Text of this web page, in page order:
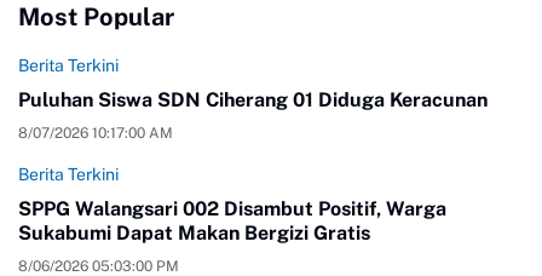
Most Popular
Berita Terkini
Puluhan Siswa SDN Ciherang 01 Diduga Keracunan
8/07/2026 10:17:00 AM
Berita Terkini
SPPG Walangsari 002 Disambut Positif, Warga
Sukabumi Dapat Makan Bergizi Gratis
8/06/2026 05:03:00 PM